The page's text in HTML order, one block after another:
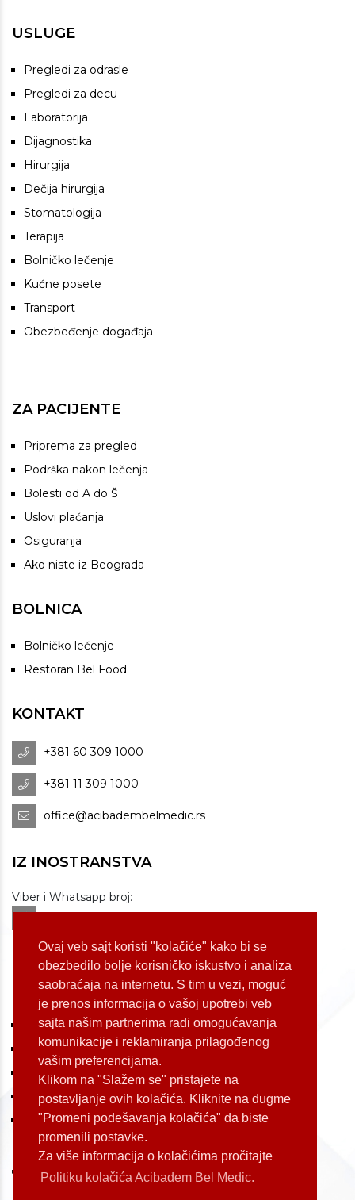
Ovaj veb sajt koristi "kolačiće" kako bi se
obezbedilo bolje korisničko iskustvo i analiza
saobraćaja na internetu. S tim u vezi, moguć
je prenos informacija o vašoj upotrebi veb
sajta našim partnerima radi omogućavanja
komunikacije i reklamiranja prilagođenog
vašim preferencijama.
Klikom na "Slažem se" pristajete na
postavljanje ovih kolačića. Kliknite na dugme
"Promeni podešavanja kolačića" da biste
promenili postavke.
Za više informacija o kolačićima pročitajte
Politiku kolačića Acibadem Bel Medic.
USLUGE
Pregledi za odrasle
Pregledi za decu
Laboratorija
Dijagnostika
Hirurgija
Dečija hirurgija
Stomatologija
Terapija
Bolničko lečenje
Kućne posete
Transport
Obezbeđenje događaja
ZA PACIJENTE
Priprema za pregled
Podrška nakon lečenja
Bolesti od A do Š
Uslovi plaćanja
Osiguranja
Ako niste iz Beograda
BOLNICA
Bolničko lečenje
Restoran Bel Food
KONTAKT
+381 60 309 1000
+381 11 309 1000
office@acibadembelmedic.rs
IZ INOSTRANSTVA
Viber i Whatsapp broj:
+381 60 309 1070
Dostupnost: od 07 do 22h
LOKACIJE
Koste Jovanovića 87 (Voždovac)
Bulevar Oslobođenja 155 (Voždovac)
Bulevar Oslobođenja 165 (Voždovac)
Kneginje Zorke 7 (Slavija)
Palmira Toljatija 1 (Novi Beograd)